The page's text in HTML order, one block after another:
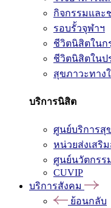
กิจกรรมและ
รอบรั้วจุฬาฯ
ชีวิตนิสิตในก
ชีวิตนิสิตในป
สุขภาวะทาง
บริการนิสิต
ศูนย์บริการสุ
หน่วยส่งเสริ
ศูนย์นวัตกรรม
CUVIP
บริการสังคม
ย้อนกลับ